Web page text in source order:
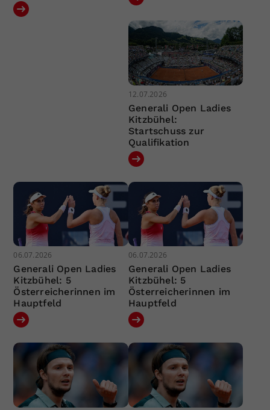
12.07.2026
Generali Open Ladies
Kitzbühel:
Startschuss zur
Qualifikation
06.07.2026
Generali Open Ladies
Kitzbühel: 5
Österreicherinnen im
Hauptfeld
06.07.2026
Generali Open Ladies
Kitzbühel: 5
Österreicherinnen im
Hauptfeld